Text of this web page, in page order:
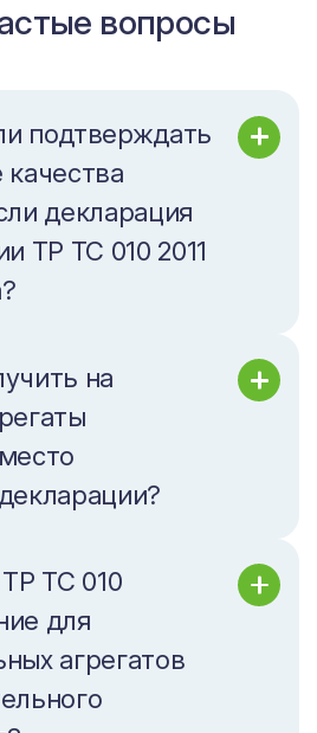
вопросы
подтверждать
качества
декларация
ТР ТС 010 2011
на
ТС 010
для
агрегатов